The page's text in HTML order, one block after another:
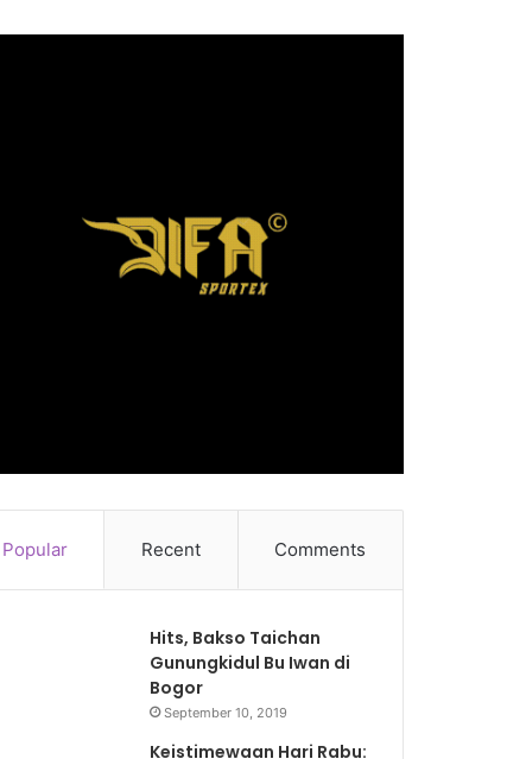
Popular Recent Comments
Hits, Bakso Taichan
Gunungkidul Bu Iwan di
Bogor
September 10, 2019
Keistimewaan Hari Rabu: